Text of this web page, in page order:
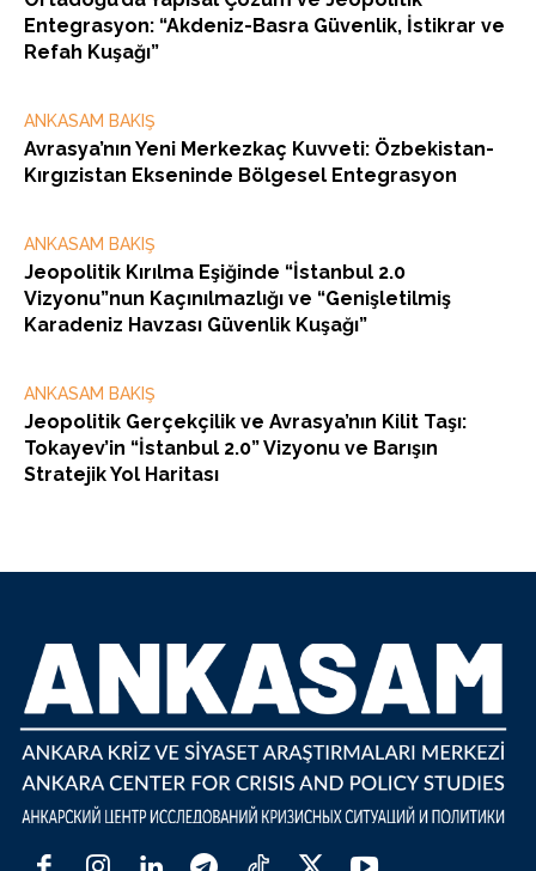
Entegrasyon: “Akdeniz-Basra Güvenlik, İstikrar ve
Refah Kuşağı”
ANKASAM BAKIŞ
Avrasya’nın Yeni Merkezkaç Kuvveti: Özbekistan-
Kırgızistan Ekseninde Bölgesel Entegrasyon
ANKASAM BAKIŞ
Jeopolitik Kırılma Eşiğinde “İstanbul 2.0
Vizyonu”nun Kaçınılmazlığı ve “Genişletilmiş
Karadeniz Havzası Güvenlik Kuşağı”
ANKASAM BAKIŞ
Jeopolitik Gerçekçilik ve Avrasya’nın Kilit Taşı:
Tokayev’in “İstanbul 2.0” Vizyonu ve Barışın
Stratejik Yol Haritası